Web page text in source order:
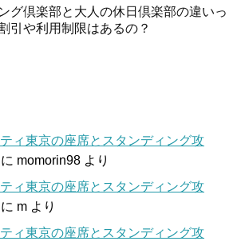
グ倶楽部と大人の休日倶楽部の違いっ
引や利用制限はあるの？
ィ東京の座席とスタンディング攻
に momorin98 より
ィ東京の座席とスタンディング攻
に m より
ィ東京の座席とスタンディング攻